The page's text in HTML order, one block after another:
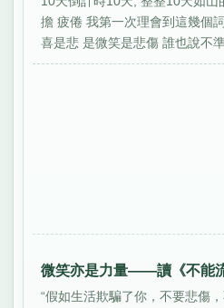
擔 疲倦 我第一次理會到這幾個
喜是悲 是微笑是悲傷 誰也說不
微笑亦是力量——讀《不能
“假如生活欺騙了你，不要悲傷